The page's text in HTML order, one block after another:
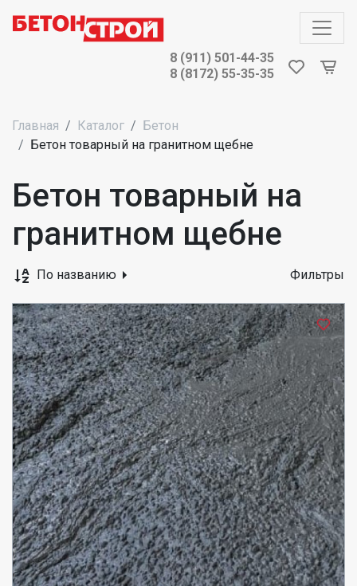
8 (911) 501-44-35
8 (8172) 55-35-35
Главная Каталог
Бетон
Бетон товарный на гранитном щебне
Бетон товарный на
гранитном щебне
По названию Фильтры